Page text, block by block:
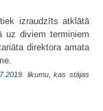
izraudzīts atklātā
uz diviem termiņiem
direktora amata
. likumu, kas stājas